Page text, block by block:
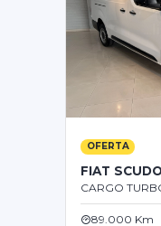
OFERTA
FIAT SCUDO
CARGO
89.000 Km